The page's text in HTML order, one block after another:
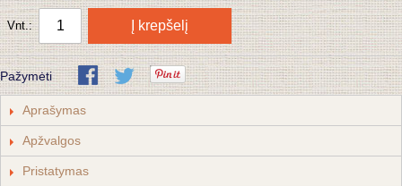
Vnt.: Į krepšelį
Pažymėti
Aprašymas
Apžvalgos
Pristatymas